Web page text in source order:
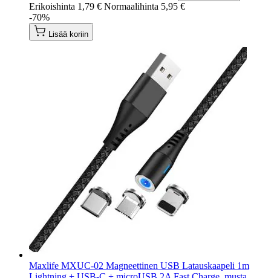
Erikoishinta 1,79 € Normaalihinta 5,95 €
-70%
Lisää koriin
Maxlife MXUC-02 Magneettinen USB Latauskaapeli 1m